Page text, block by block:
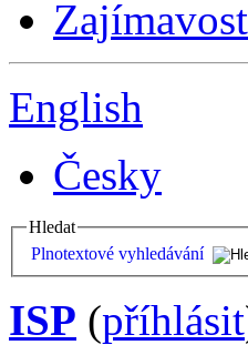
English
Česky
Hledat
Plnotextové vyhledávání
ISP (příhlásit